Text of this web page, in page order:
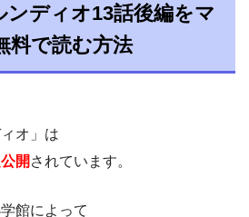
ンディオ13話後編をマ
料で読む方法
オ」は
開 されています。
館によって